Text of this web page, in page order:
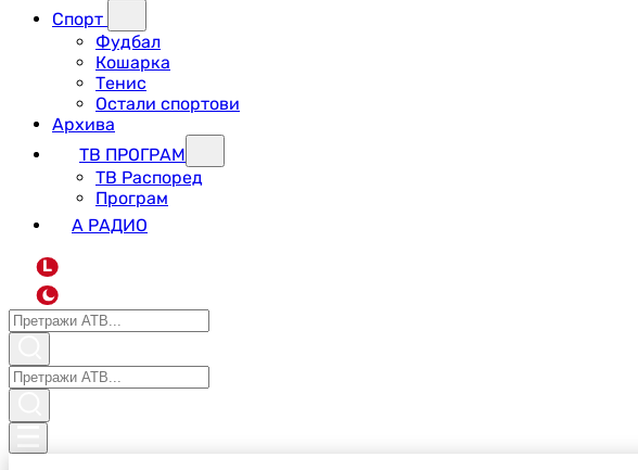
Спорт
Фудбал
Кошарка
Тенис
Остали спортови
Архива
ТВ ПРОГРАМ
ТВ Распоред
Програм
А РАДИО
L